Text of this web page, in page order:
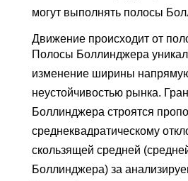
могут выполнять полосы
Движение происходит от
Полосы Боллинджера
изменение ширины
неустойчивостью рынка.
Боллинджера строятся
среднеквадратическому
скользящей средней
Боллинджера) за